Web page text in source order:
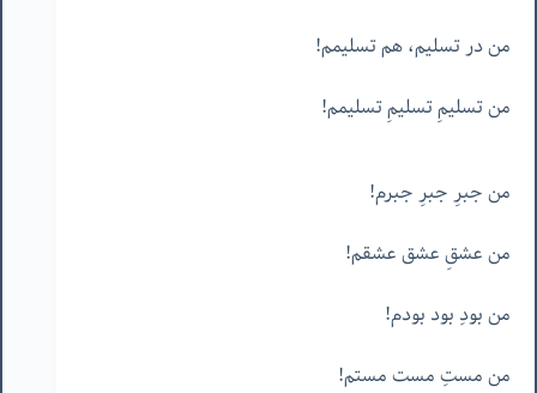
من در تسلیم، هم تسلیمم!
من تسلیمِ تسلیمِ تسلیمم!
من جبرِ جبرِ جبرم!
من عشقِ عشق عشقم!
من بودِ بود بودم!
من مستِ مست مستم!